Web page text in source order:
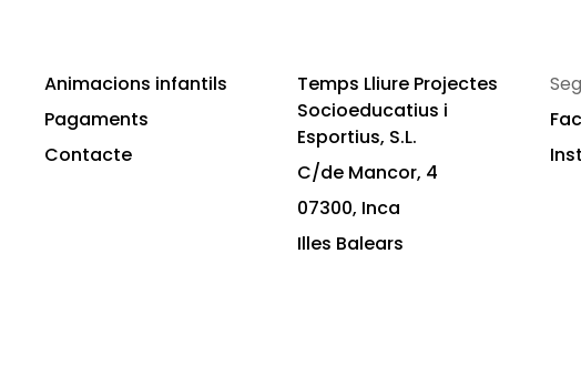
Animacions infantils
Pagaments
Contacte
Temps Lliure Projectes
Socioeducatius i
Esportius, S.L.
C/de Mancor, 4
07300, Inca
Illes Balears